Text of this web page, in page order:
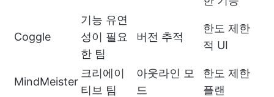
Coggle
기능 유연
성이 필요
한 팀
버전 추적
한도 제한
적 UI
MindMeister
크리에이
티브 팀
아웃라인 모
드
한도 제한
플랜